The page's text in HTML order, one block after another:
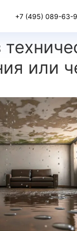
+7 (495) 089-63-
помещения или
или